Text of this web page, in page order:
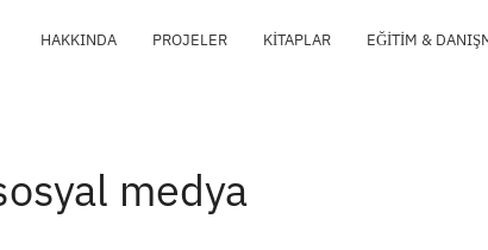
HAKKINDA PROJELER KITAPLAR EĞITIM &
medya